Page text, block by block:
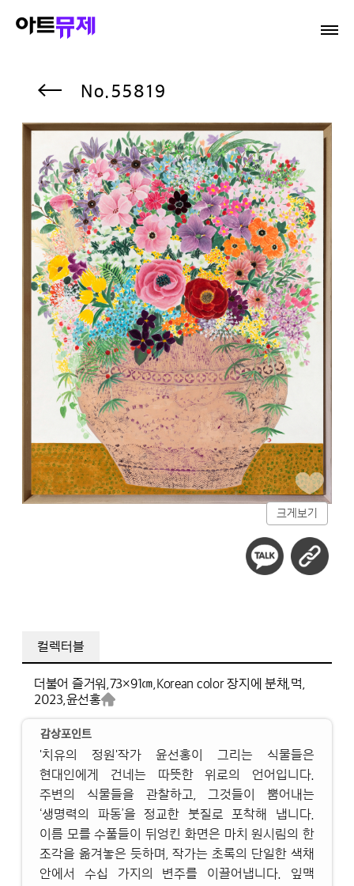
55819
크게보기
컬렉터블
더불어 즐거워, 73×91㎝, Korean color 장지에 분채,먹,
2023, 윤선홍
감상포인트
'치유의 정원'작가 윤선홍이 그리는 식물들은
현대인에게 건네는 따뜻한 위로의 언어입니다.
주변의 식물들을 관찰하고, 그것들이 뿜어내는
‘생명력의 파동’을 정교한 붓질로 포착해 냅니다.
이름 모를 수풀들이 뒤엉킨 화면은 마치 원시림의 한
조각을 옮겨놓은 듯하며, 작가는 초록의 단일한 색채
안에서 수십 가지의 변주를 이끌어냅니다. 잎맥